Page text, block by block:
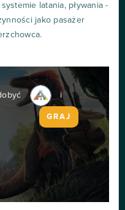
latania, pływania -
jako pasażer
i
GRAJ